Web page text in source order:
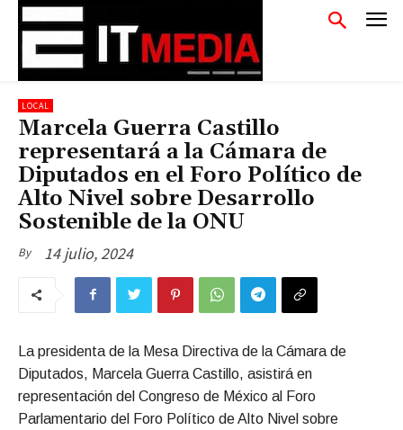
LOCAL
Marcela Guerra Castillo
representará a la Cámara de
Diputados en el Foro Político de
Alto Nivel sobre Desarrollo
Sostenible de la ONU
By 14 julio, 2024
La presidenta de la Mesa Directiva de la Cámara de
Diputados, Marcela Guerra Castillo, asistirá en
representación del Congreso de México al Foro
Parlamentario del Foro Político de Alto Nivel sobre